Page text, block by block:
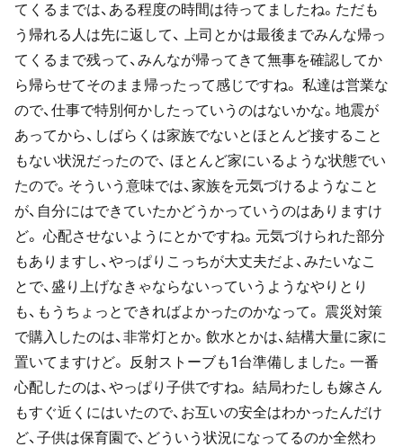
てくるまでは、ある程度の時間は待ってましたね。ただも
う帰れる人は先に返して、 上司とかは最後までみんな帰っ
てくるまで残って、みんなが帰ってきて無事を確認してか
ら帰らせてそのまま帰ったって感じですね。 私達は営業な
ので、仕事で特別何かしたっていうのはないかな。地震が
あってから、しばらくは家族でないとほとんど接すること
もない状況だったので、 ほとんど家にいるような状態でい
たので。そういう意味では、家族を元気づけるようなこと
が、自分にはできていたかどうかっていうのはありますけ
ど。 心配させないようにとかですね。元気づけられた部分
もありますし、やっぱりこっちが大丈夫だよ、みたいなこ
とで、盛り上げなきゃならないっていうようなやりとり
も、もうちょっとできればよかったのかなって。 震災対策
で購入したのは、非常灯とか。飲水とかは、結構大量に家に
置いてますけど。 反射ストーブも1台準備しました。一番
心配したのは、やっぱり子供ですね。 結局わたしも嫁さん
もすぐ近くにはいたので、お互いの安全はわかったんだけ
ど、子供は保育園で、どういう状況になってるのか全然わ